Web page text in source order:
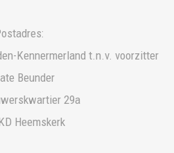
Kennermerland t.n.v. voorzitter
Beunder
29a
Heemskerk